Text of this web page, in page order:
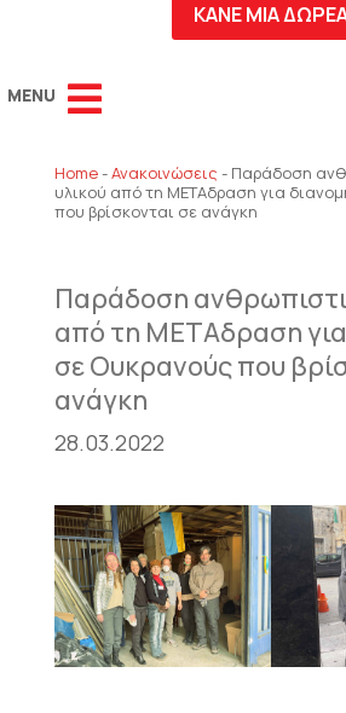
ΚΑΝΕ ΜΙΑ
Home-Ανακοινώσεις - Παράδοση
υλικού από τη ΜΕΤΑδραση για
που βρίσκονται σε ανάγκη
Παράδοση
από τη ΜΕΤΑδραση
σε Ουκρανούς που
ανάγκη
28.03.2022